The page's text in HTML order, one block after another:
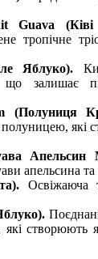
Guava
тропічне
Яблуко).
що залишає
(Полуниця
полуницею, які
Апельсин
апельсина
Освіжаюча
які створюють